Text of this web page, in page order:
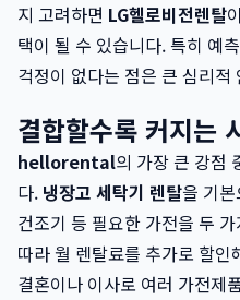
지 고려하면 LG헬로비전렌탈
택이 될 수 있습니다. 특히 예
걱정이 없다는 점은 큰 심리적
결합할수록 커지는
hellorental의 가장 큰 강점
다. 냉장고 세탁기 렌탈을 기
건조기 등 필요한 가전을 두
따라 월 렌탈료를 추가로 할
결혼이나 이사로 여러 가전제